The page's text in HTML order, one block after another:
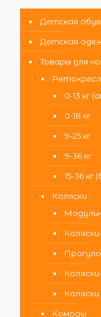
Детская
Детская
Товары для
0-13 кг
0-18 кг
9-25 кг
9-36 кг
15-36 кг
Коляски
Комоды